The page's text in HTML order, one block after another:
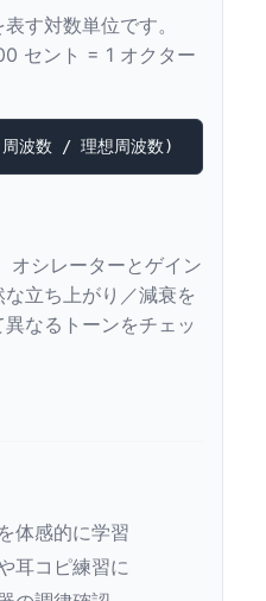
す対数単位です。
セント = 1 オクター
オシレーターとゲイン
立ち上がり／減衰を
なるトーンをチェッ
体感的に学習
耳コピ練習に